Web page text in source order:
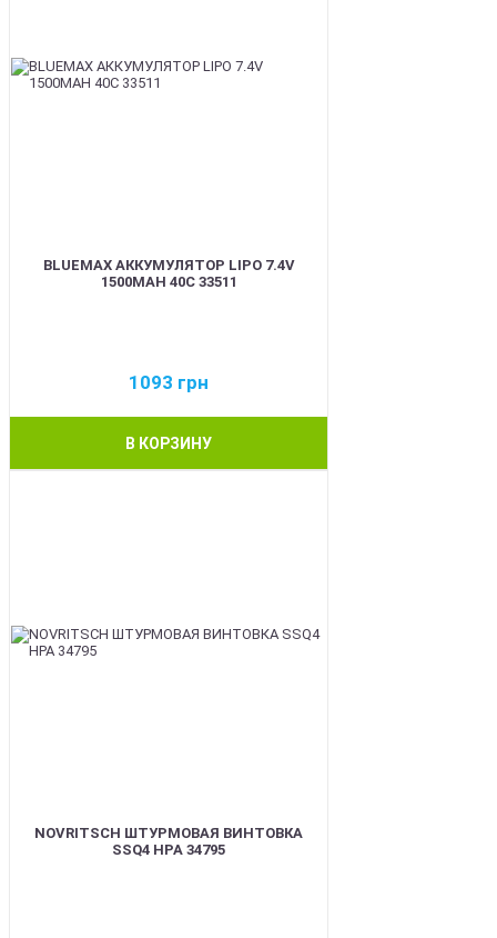
BLUEMAX АККУМУЛЯТОР LIPO 7.4V
1500MAH 40C 33511
1093 грн
В КОРЗИНУ
NOVRITSCH ШТУРМОВАЯ ВИНТОВКА
SSQ4 HPA 34795